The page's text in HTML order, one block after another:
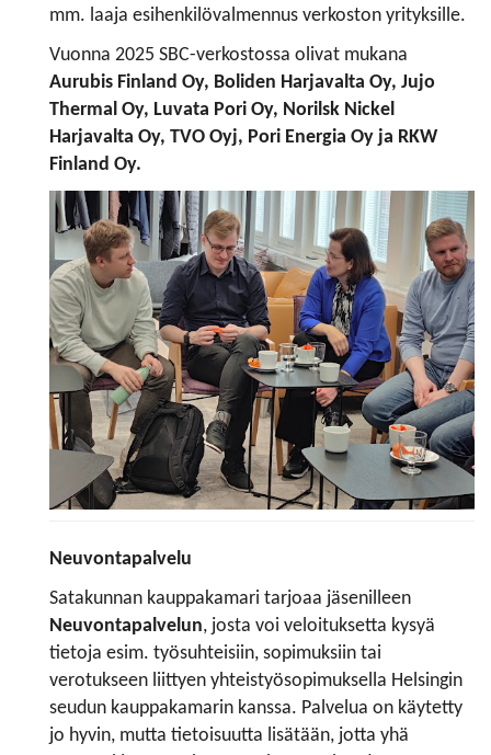
mm. laaja esihenkilövalmennus verkoston yrityksille.
Vuonna 2025 SBC-verkostossa olivat mukana
Aurubis Finland Oy, Boliden Harjavalta Oy, Jujo
Thermal Oy, Luvata Pori Oy, Norilsk Nickel
Harjavalta Oy, TVO Oyj, Pori Energia Oy ja RKW
Finland Oy.
Neuvontapalvelu
Satakunnan kauppakamari tarjoaa jäsenilleen
Neuvontapalvelun, josta voi veloituksetta kysyä
tietoja esim. työsuhteisiin, sopimuksiin tai
verotukseen liittyen yhteistyösopimuksella Helsingin
seudun kauppakamarin kanssa. Palvelua on käytetty
jo hyvin, mutta tietoisuutta lisätään, jotta yhä